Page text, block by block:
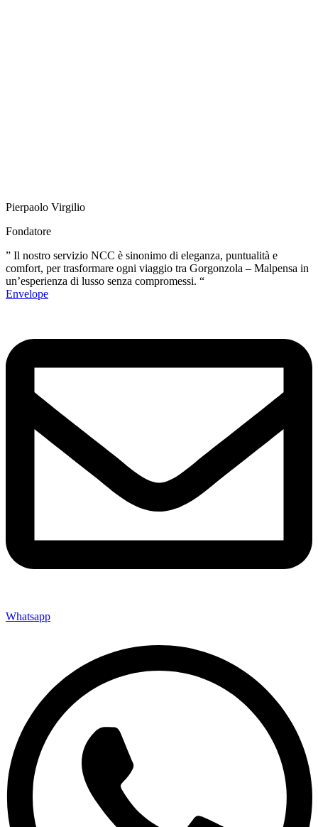
Pierpaolo Virgilio
Fondatore
” Il nostro servizio NCC è sinonimo di eleganza, puntualità e
comfort, per trasformare ogni viaggio tra Gorgonzola – Malpensa in
un’esperienza di lusso senza compromessi. “
Envelope
Whatsapp